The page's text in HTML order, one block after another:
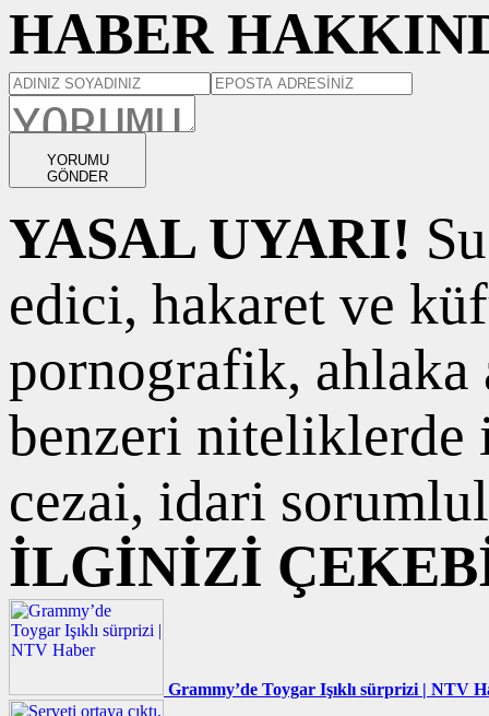
HABER
YORUMU
GÖNDER
YASAL UYARI!
edici, hakaret ve
pornografik, ahlaka
benzeri niteliklerde
cezai, idari
İLGİNİZİ
Grammy’de Toygar Işıklı sürprizi | NTV